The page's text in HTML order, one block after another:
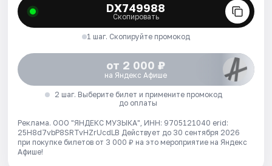
DX749988
Скопировать
1 шаг. Скопируйте промокод
от 2 000 ₽
на Яндекс Афише
2 шаг. Выберите билет и примените промокод
до оплаты
Реклама. ООО "ЯНДЕКС МУЗЫКА", ИНН: 9705121040 erid:
25H8d7vbP8SRTvHZrUcdLB Действует до 30 сентября 2026
при покупке билетов от 3 000 ₽ на это мероприятие на Яндекс
Афише!